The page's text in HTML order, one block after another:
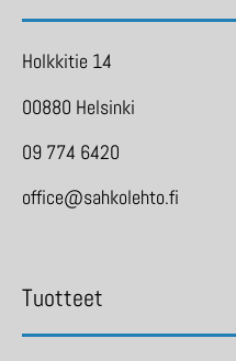
Holkkitie 14
00880 Helsinki
09 774 6420
office@sahkolehto.fi
Tuotteet